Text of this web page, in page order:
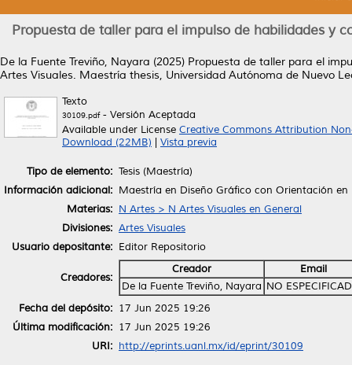
Propuesta de taller para el impulso de habilidades y
De la Fuente Treviño, Nayara (2025) Propuesta de taller para el
Artes Visuales. Maestría thesis, Universidad Autónoma de Nuevo
Texto
30109.pdf- Versión Aceptada
Available under License Creative Commons Attribution
Download (22MB)
Vista previa
Tipo de elemento: Tesis (Maestría)
Información adicional: Maestría en Diseño Gráfico con Orientación en
Materias: N Artes > N Artes Visuales en General
Divisiones: Artes Visuales
Usuario depositante: Editor Repositorio
Creadores:
Creador
Email
De la Fuente Treviño, Nayara NO
Fecha del depósito: 17 Jun 2025 19:26
Última modificación: 17 Jun 2025 19:26
URI: http://eprints.uanl.mx/id/eprint/30109